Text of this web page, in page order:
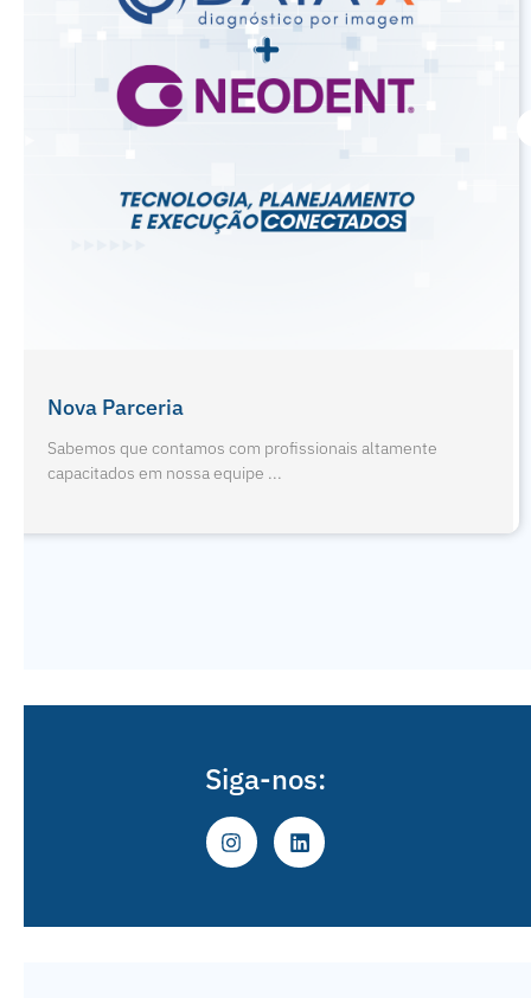
Férias De Julho E Odontopediatria
Sabemos que contamos com profissionais altamente
capacitados em nossa equipe ...
Siga-nos: